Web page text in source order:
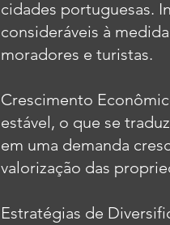
cidades portuguesas.
consideráveis à
moradores e turistas.
Crescimento
estável, o que se
em uma demanda
valorização das
Estratégias de